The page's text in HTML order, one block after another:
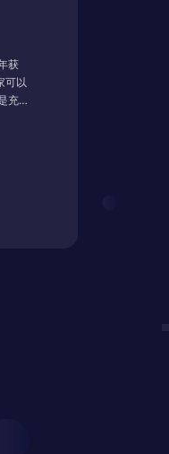
获
可以
充